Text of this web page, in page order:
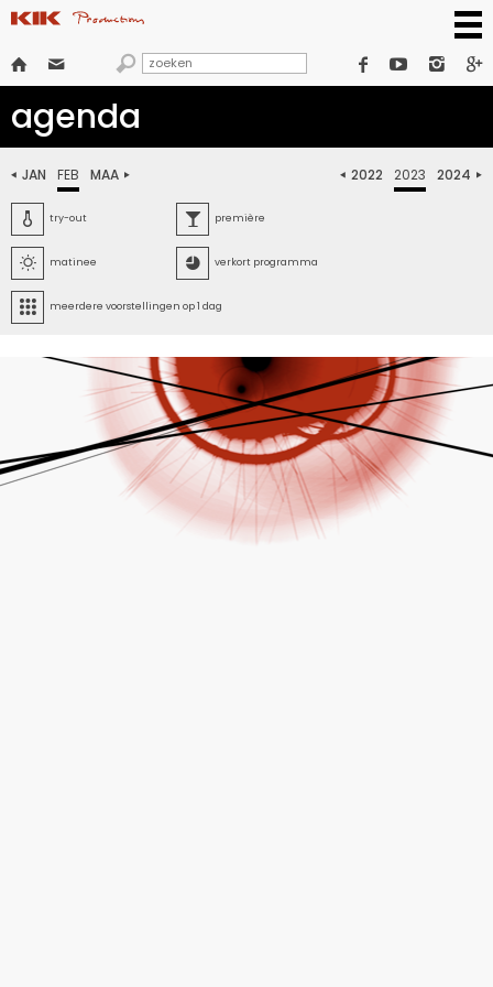
      
agenda
 JAN FEB MAA   2022 2023 2024 
 try-out  première
 matinee  verkort programma
 meerdere voorstellingen op 1 dag